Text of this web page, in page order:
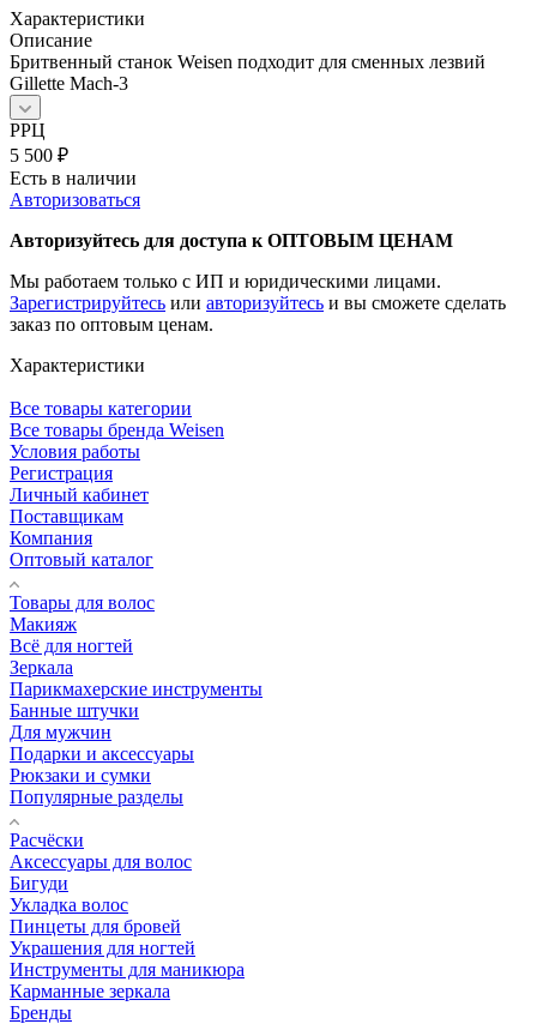
Характеристики
Описание
Бритвенный станок Weisen подходит для сменных лезвий
Gillette Mach-3
РРЦ
5 500 ₽
Есть в наличии
Авторизоваться
Авторизуйтесь для доступа к ОПТОВЫМ ЦЕНАМ
Мы работаем только с ИП и юридическими лицами.
Зарегистрируйтесь или авторизуйтесь и вы сможете сделать
заказ по оптовым ценам.
Характеристики
Все товары категории
Все товары бренда Weisen
Условия работы
Регистрация
Личный кабинет
Поставщикам
Компания
Оптовый каталог
Товары для волос
Макияж
Всё для ногтей
Зеркала
Парикмахерские инструменты
Банные штучки
Для мужчин
Подарки и аксессуары
Рюкзаки и сумки
Популярные разделы
Расчёски
Аксессуары для волос
Бигуди
Укладка волос
Пинцеты для бровей
Украшения для ногтей
Инструменты для маникюра
Карманные зеркала
Бренды